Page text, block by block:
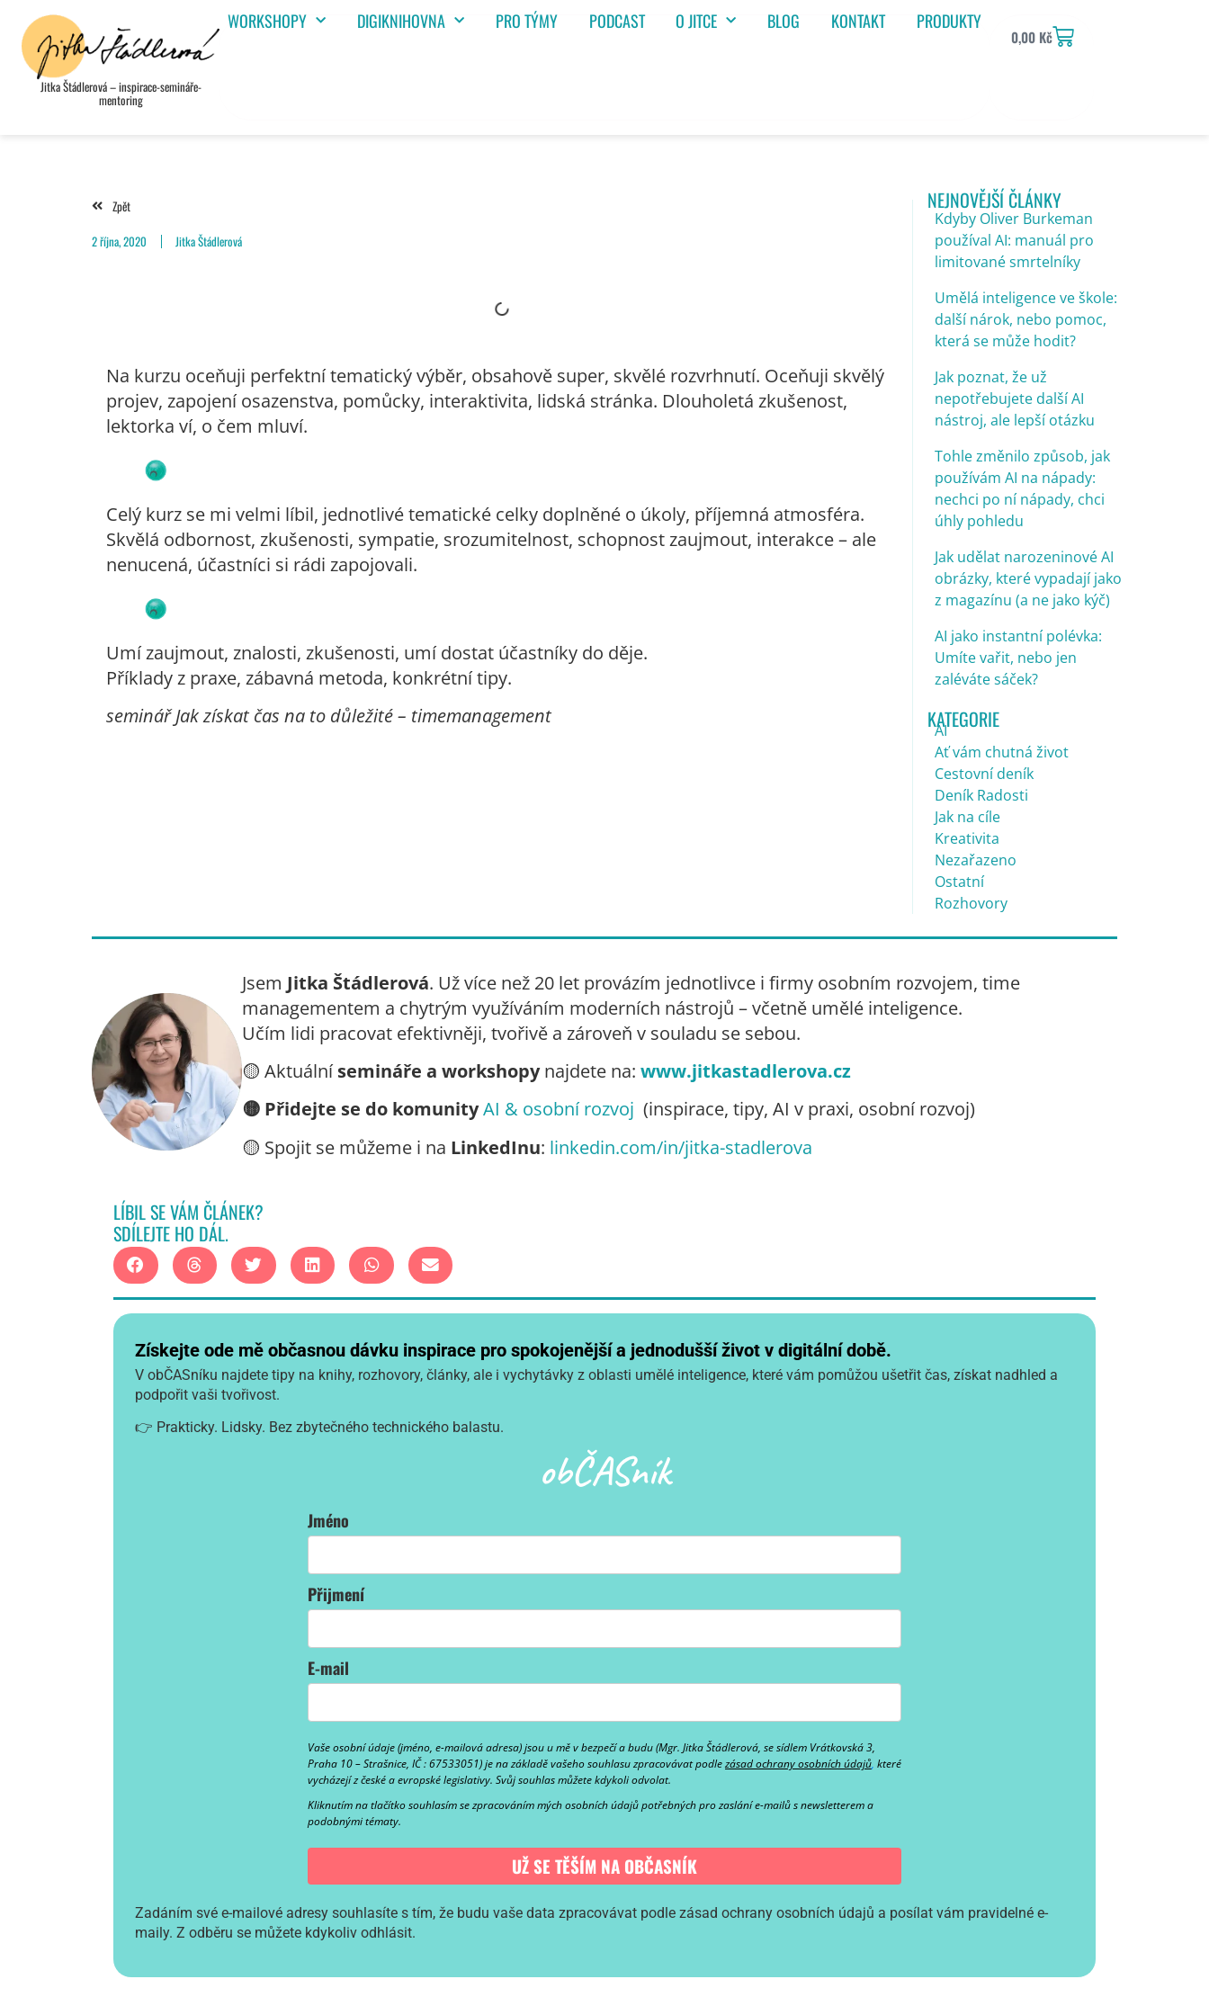
Jitka Štádlerová – inspirace-semináře-
mentoring
WORKSHOPY DIGIKNIHOVNA PRO TÝMY PODCAST O JITCE BLOG KONTAKT PRODUKTY
0,00 Kč
Zpět
2 října, 2020
Jitka Štádlerová
Na kurzu oceňuji perfektní tematický výběr, obsahově super, skvělé rozvrhnutí. Oceňuji skvělý
projev, zapojení osazenstva, pomůcky, interaktivita, lidská stránka. Dlouholetá zkušenost,
lektorka ví, o čem mluví.
Celý kurz se mi velmi líbil, jednotlivé tematické celky doplněné o úkoly, příjemná atmosféra.
Skvělá odbornost, zkušenosti, sympatie, srozumitelnost, schopnost zaujmout, interakce – ale
nenucená, účastníci si rádi zapojovali.
Umí zaujmout, znalosti, zkušenosti, umí dostat účastníky do děje.
Příklady z praxe, zábavná metoda, konkrétní tipy.
seminář Jak získat čas na to důležité – timemanagement
NEJNOVĚJŠÍ ČLÁNKY
Kdyby Oliver Burkeman
používal AI: manuál pro
limitované smrtelníky
Umělá inteligence ve škole:
další nárok, nebo pomoc,
která se může hodit?
Jak poznat, že už
nepotřebujete další AI
nástroj, ale lepší otázku
Tohle změnilo způsob, jak
používám AI na nápady:
nechci po ní nápady, chci
úhly pohledu
Jak udělat narozeninové AI
obrázky, které vypadají jako
z magazínu (a ne jako kýč)
AI jako instantní polévka:
Umíte vařit, nebo jen
zaléváte sáček?
KATEGORIE
AI
Ať vám chutná život
Cestovní deník
Deník Radosti
Jak na cíle
Kreativita
Nezařazeno
Ostatní
Rozhovory
Jsem Jitka Štádlerová. Už více než 20 let provázím jednotlivce i firmy osobním rozvojem, time
managementem a chytrým využíváním moderních nástrojů – včetně umělé inteligence.
Učím lidi pracovat efektivněji, tvořivě a zároveň v souladu se sebou.
🟡 Aktuálnísemináře a workshopynajdete na:www.jitkastadlerova.cz
🟡 Přidejte se do komunityAI & osobní rozvoj (inspirace, tipy, AI v praxi, osobní rozvoj)
🟡 Spojit se můžeme i na LinkedInu: linkedin.com/in/jitka-stadlerova
LÍBIL SE VÁM ČLÁNEK?
SDÍLEJTE HO DÁL.
Získejte ode mě občasnou dávku inspirace pro spokojenější a jednodušší život v digitální době.
V obČASníku najdete tipy na knihy, rozhovory, články, ale i vychytávky z oblasti umělé inteligence, které vám pomůžou ušetřit čas, získat nadhled a
podpořit vaši tvořivost.
👉 Prakticky. Lidsky. Bez zbytečného technického balastu.
obČASník
Jméno
Přijmení
E-mail
Vaše osobní údaje (jméno, e-mailová adresa) jsou u mě v bezpečí a budu(Mgr. Jitka Štádlerová, se sídlem Vrátkovská 3,
Praha 10 – Strašnice, IČ : 67533051)je na základě vašeho souhlasu zpracovávat podlezásadochrany osobních údajů, které
vycházejí z české a evropské legislativy. Svůj souhlas můžete kdykoli odvolat.
Kliknutím na tlačítkosouhlasím se zpracováním mých osobních údajů potřebných pro zaslání e-mailů s newsletterem a
podobnými tématy.
UŽ SE TĚŠÍM NA OBČASNÍK
Zadáním své e-mailové adresy souhlasíte s tím, že budu vaše data zpracovávat podle zásad ochrany osobních údajů a posílat vám pravidelné e-
maily. Z odběru se můžete kdykoliv odhlásit.